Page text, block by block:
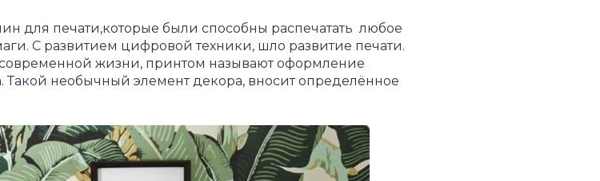
для печати,которые были способны распечатать любое
С развитием цифровой техники, шло развитие печати.
жизни, принтом называют оформление
необычный элемент декора, вносит определённое